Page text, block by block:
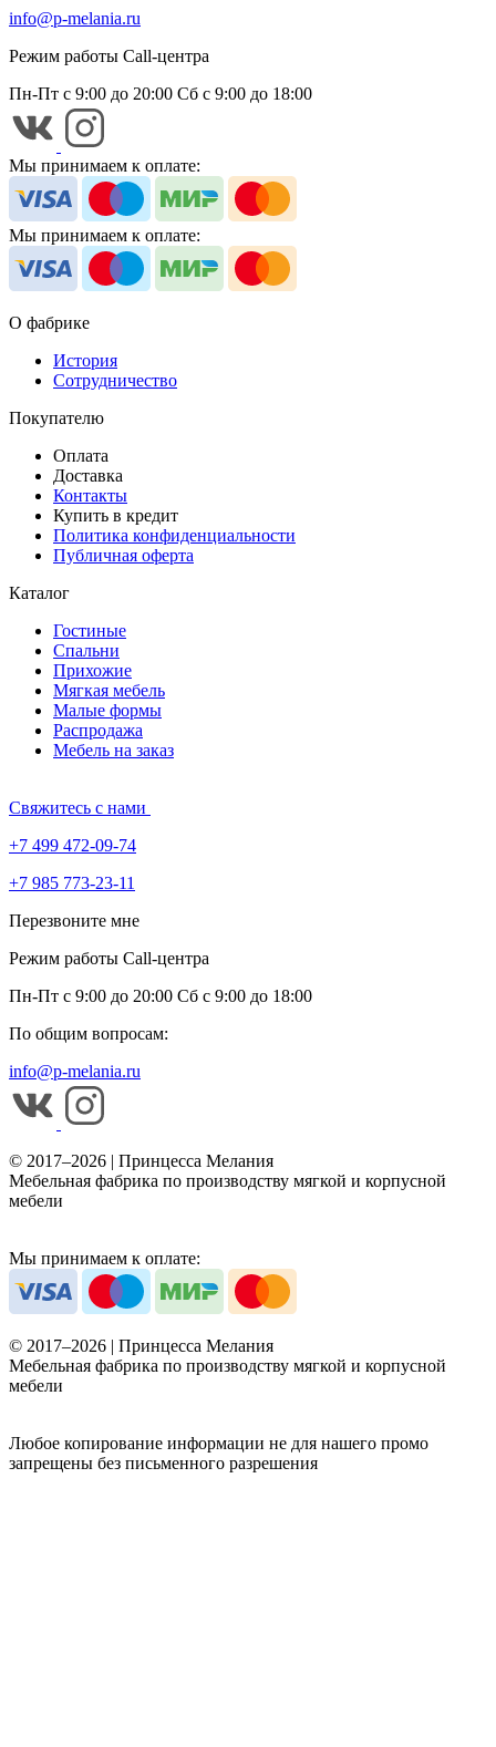
info@p-melania.ru
Режим работы Call-центра
Пн-Пт с 9:00 до 20:00 Сб с 9:00 до 18:00
Мы принимаем к оплате:
Мы принимаем к оплате:
О фабрике
История
Сотрудничество
Покупателю
Оплата
Доставка
Контакты
Купить в кредит
Политика конфиденциальности
Публичная оферта
Каталог
Гостиные
Спальни
Прихожие
Мягкая мебель
Малые формы
Распродажа
Мебель на заказ
Свяжитесь с нами
+7 499 472-09-74
+7 985 773-23-11
Перезвоните мне
Режим работы Call-центра
Пн-Пт с 9:00 до 20:00 Сб с 9:00 до 18:00
По общим вопросам:
info@p-melania.ru
© 2017–2026 | Принцесса Мелания
Мебельная фабрика по производству мягкой и корпусной
мебели
Мы принимаем к оплате:
© 2017–2026 | Принцесса Мелания
Мебельная фабрика по производству мягкой и корпусной
мебели
Любое копирование информации не для нашего промо
запрещены без письменного разрешения